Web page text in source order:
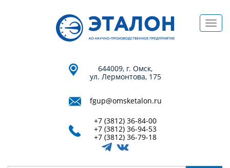
644009, г. Омск,
ул. Лермонтова, 175
fgup@omsketalon.ru
+7 (3812) 36-84-00
+7 (3812) 36-94-53
+7 (3812) 36-79-18